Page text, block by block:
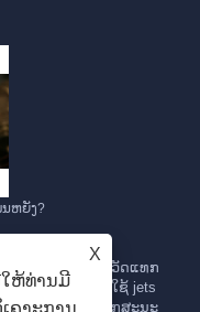
ນຫຍັງ?
ທີ່ອອກແບບມາເພື່ອວັດແທກ
ເນື່ອງຈາກວ່າມັນໃຊ້ jets
ງນ້ໍາ. ນີ້ແມ່ນບາງລັກສະນະ
X
ໃຫ້ທ່ານມີ
ຄາະການ